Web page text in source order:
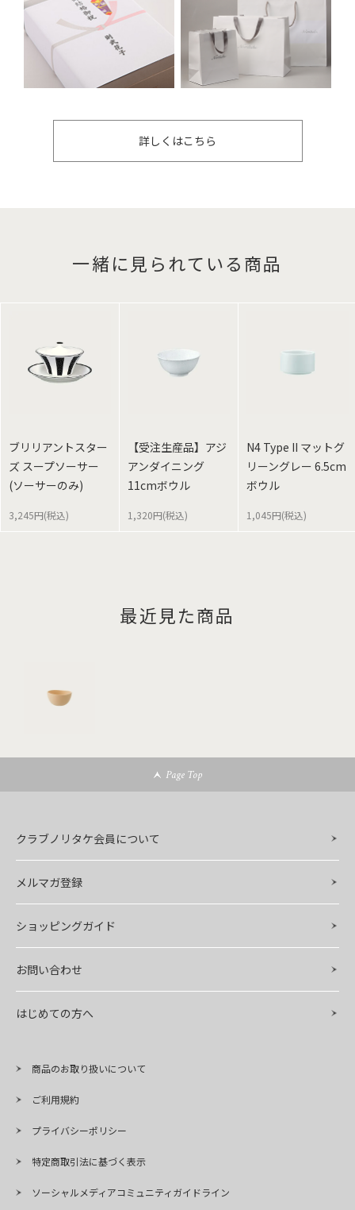
詳しくはこちら
一緒に見られている商品
ブリリアントスター
ズ スープソーサー
(ソーサーのみ)
3,245円(税込)
【受注生産品】アジ
アンダイニング
11cmボウル
1,320円(税込)
N4 Type II マットグ
リーングレー 6.5cm
ボウル
1,045円(税込)
最近見た商品
Page Top
クラブノリタケ会員について
メルマガ登録
ショッピングガイド
お問い合わせ
はじめての方へ
商品のお取り扱いについて
ご利用規約
プライバシーポリシー
特定商取引法に基づく表示
ソーシャルメディアコミュニティガイドライン